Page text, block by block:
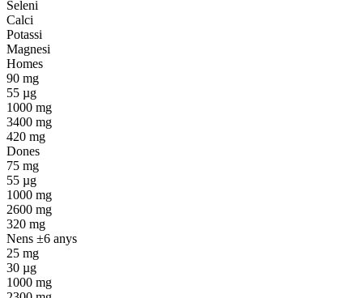
Seleni
Calci
Potassi
Magnesi
Homes
90 mg
55 µg
1000 mg
3400 mg
420 mg
Dones
75 mg
55 µg
1000 mg
2600 mg
320 mg
Nens ±6 anys
25 mg
30 µg
1000 mg